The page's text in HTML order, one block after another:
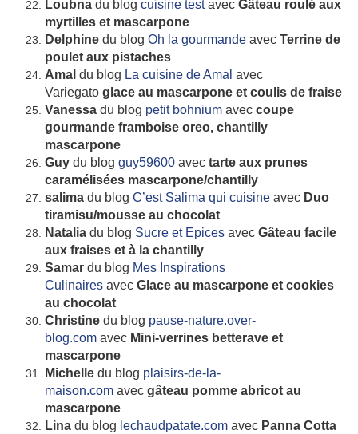
Loubna du blog cuisine testavec Gâteau roulé aux
myrtilles et mascarpone
Delphine du blog Oh la gourmande avec Terrine de
poulet aux pistaches
Amal du blog La cuisine de Amal avec
Variegato glace au mascarpone et coulis de fraise
Vanessa du blog petit bohnium avec coupe
gourmande framboise oreo, chantilly
mascarpone
Guy du blog guy59600 avec tarte aux prunes
caramélisées mascarpone/chantilly
salima du blog C’est Salima qui cuisine avec Duo
tiramisu/mousse au chocolat
Natalia du blog Sucre et Epices avec Gâteau facile
aux fraises et à la chantilly
Samar du blog Mes Inspirations
Culinaires avec Glace au mascarpone et cookies
au chocolat
Christine du blog pause-nature.over-
blog.com avec Mini-verrines betterave et
mascarpone
Michelle du blog plaisirs-de-la-
maison.com avec gâteau pomme abricot au
mascarpone
Lina du blog lechaudpatate.com avec Panna Cotta